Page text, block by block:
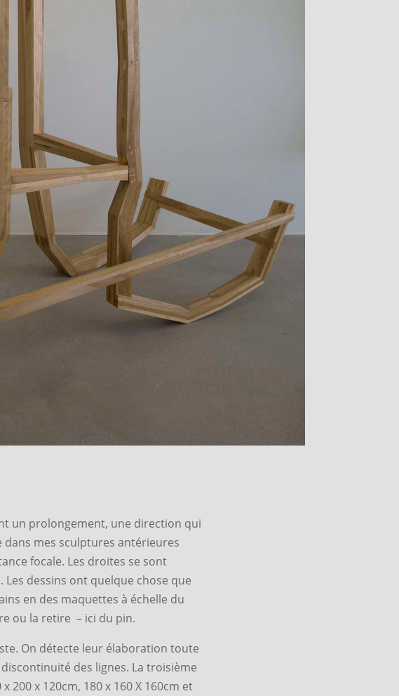
un prolongement, une direction qui
dans mes sculptures antérieures
focale. Les droites se sont
dessins ont quelque chose que
en des maquettes à échelle du
ou la retire – ici du pin.
On détecte leur élaboration toute
des lignes. La troisième
200 x 120cm, 180 x 160 X 160cm et